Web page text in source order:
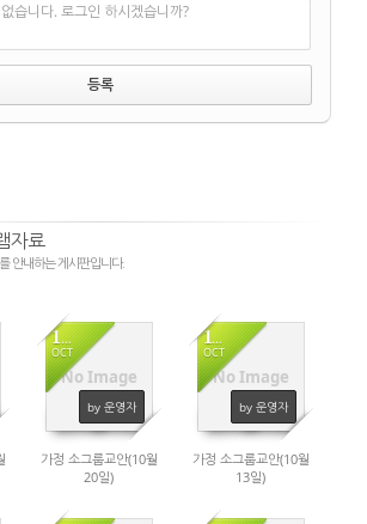
습니다. 로그인 하시겠습니까?
자료
안내하는 게시판입니다.
No Image
18
OCT
by 운영자
1189
가정 소그룹교안(10월
20일)
No Image
11
OCT
by 운영자
1209
가정 소그룹교안(10월
13일)